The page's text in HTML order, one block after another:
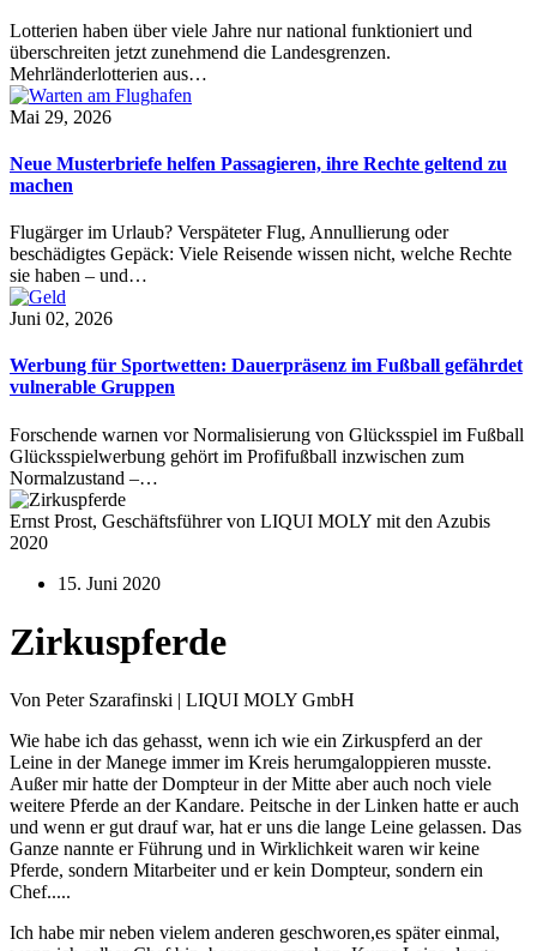
Lotterien haben über viele Jahre nur national funktioniert und
überschreiten jetzt zunehmend die Landesgrenzen.
Mehrländerlotterien aus…
Mai 29, 2026
Neue Musterbriefe helfen Passagieren, ihre Rechte geltend zu
machen
Flugärger im Urlaub? Verspäteter Flug, Annullierung oder
beschädigtes Gepäck: Viele Reisende wissen nicht, welche Rechte
sie haben – und…
Juni 02, 2026
Werbung für Sportwetten: Dauerpräsenz im Fußball gefährdet
vulnerable Gruppen
Forschende warnen vor Normalisierung von Glücksspiel im Fußball
Glücksspielwerbung gehört im Profifußball inzwischen zum
Normalzustand –…
Ernst Prost, Geschäftsführer von LIQUI MOLY mit den Azubis
2020
15. Juni 2020
Zirkuspferde
Von Peter Szarafinski | LIQUI MOLY GmbH
Wie habe ich das gehasst, wenn ich wie ein Zirkuspferd an der
Leine in der Manege immer im Kreis herumgaloppieren musste.
Außer mir hatte der Dompteur in der Mitte aber auch noch viele
weitere Pferde an der Kandare. Peitsche in der Linken hatte er auch
und wenn er gut drauf war, hat er uns die lange Leine gelassen. Das
Ganze nannte er Führung und in Wirklichkeit waren wir keine
Pferde, sondern Mitarbeiter und er kein Dompteur, sondern ein
Chef.....
Ich habe mir neben vielem anderen geschworen,es später einmal,